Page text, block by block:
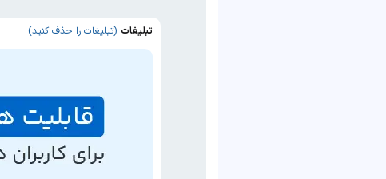
تبلیغات (تبلیغات را حذف کنید)